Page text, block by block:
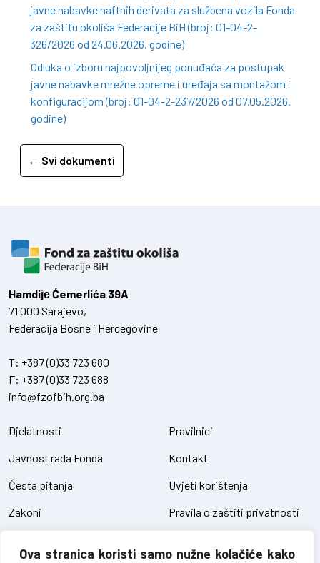
Ova stranica koristi samo nužne kolačiće kako
javne nabavke naftnih derivata za službena vozila Fonda
za zaštitu okoliša Federacije BiH (broj: 01-04-2-
326/2026 od 24.06.2026. godine)
Odluka o izboru najpovoljnijeg ponuđača za postupak
javne nabavke mrežne opreme i uređaja sa montažom i
konfiguracijom (broj: 01-04-2-237/2026 od 07.05.2026.
godine)
← Svi dokumenti
Hamdiје Ćemerlića 39A
71 000 Sarajevo,
Federacija Bosne i Hercegovine
T: +387 (0)33 723 680
F: +387 (0)33 723 688
info@fzofbih.org.ba
Djelatnosti
Javnost rada Fonda
Česta pitanja
Zakoni
Pravilnici
Kontakt
Uvjeti korištenja
Pravila o zaštiti privatnosti